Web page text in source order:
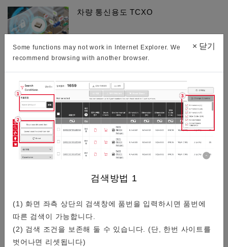
Some functions may not work in Internet Explorer. We
recommend browsing with another browser.
× 닫기
검색방법 1
(1) 화면 좌측 상단의 검색창에 품번을 입력하시면 품번에
따른 검색이 가능합니다.
(2) 검색 조건을 보존해 둘 수 있습니다. (단, 한번 사이트를
벗어나면 리셋됩니다)
차량 통신용도 TCXO
교세라에서는 새롭게 차량 통신 용도 TCXO(온도 보상형 수정
발진기)를 개발했습니다.샘플을 제공하고 있으므로 부담없이
문의해 주세요.
GNSS용 타이밍 디바이스・SAW 디…